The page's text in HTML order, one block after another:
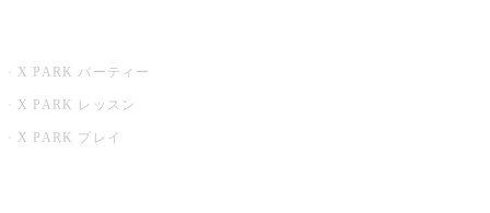
X PARK パーティー
X PARK レッスン
X PARK プレイ